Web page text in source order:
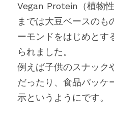
Vegan Protein（植物
までは大豆ベースのも
ーモンドをはじめとす
られました。
例えば子供のスナック
だったり、食品パッ
示というようにです。